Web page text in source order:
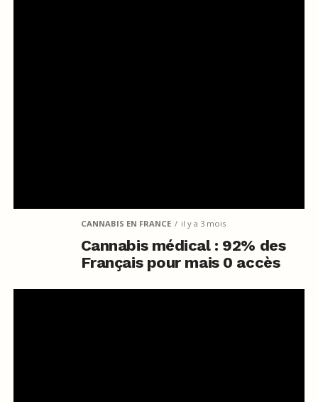
CANNABIS EN FRANCE il y a 3 mois
Cannabis médical : 92% des
Français pour mais 0 accès